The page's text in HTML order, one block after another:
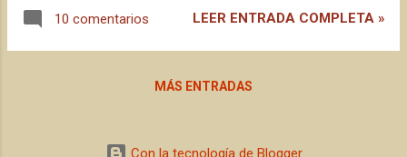
cervecera... por suerte) no he tenido ocasión
renovar la publicación nos han llevado a
tomar esta decisión, que nos permitirá
personales y profesionales, muchos de ellos,
10 comentarios LEER ENTRADA COMPLETA »
MÁS ENTRADAS
Con la tecnología de Blogger